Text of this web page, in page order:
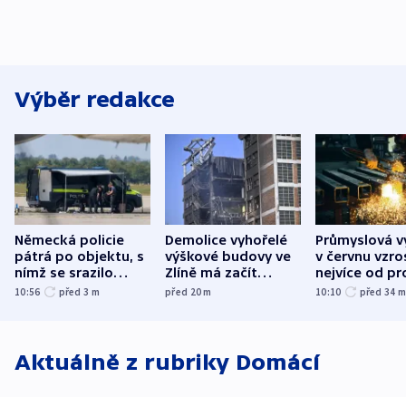
Výběr redakce
Německá policie
pátrá po objektu, s
nímž se srazilo
letadlo u lipského
10:56 před 3 m
Demolice vyhořelé
výškové budovy ve
Zlíně má začít
odpoledne
před 20m
Průmyslová
v červnu
nejvíce od
10:10 před 34 m
Aktuálně z rubriky Domácí